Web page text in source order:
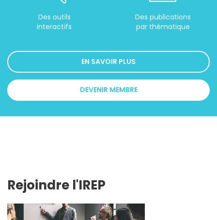
Des outils
interactifs
Des publications
par thématique
EN SAVOIR PLUS
DEVENIR MEMBRE
Rejoindre l'IREP